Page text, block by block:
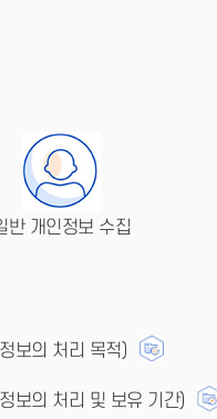
반 개인정보 수집
보의 처리 목적)
보의 처리 및 보유 기간)